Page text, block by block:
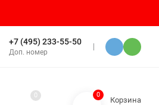
+7 (495) 233-55-50
Доп. номер
0 0
Корзина